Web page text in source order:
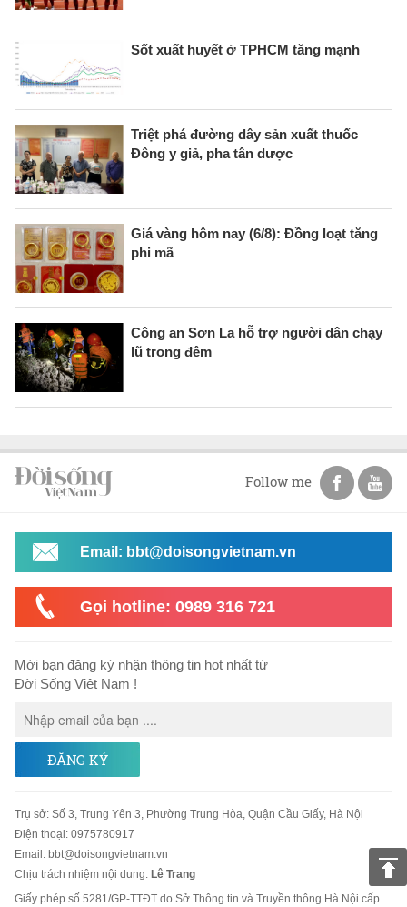
Sốt xuất huyết ở TPHCM tăng mạnh
Triệt phá đường dây sản xuất thuốc
Đông y giả, pha tân dược
Giá vàng hôm nay (6/8): Đồng loạt tăng
phi mã
Công an Sơn La hỗ trợ người dân chạy
lũ trong đêm
Follow me
Email: bbt@doisongvietnam.vn
Gọi hotline: 0989 316 721
Mời bạn đăng ký nhận thông tin hot nhất từ
Đời Sống Việt Nam !
ĐĂNG KÝ
Trụ sở: Số 3, Trung Yên 3, Phường Trung Hòa, Quận Cầu Giấy, Hà Nội
Điện thoại: 0975780917
Email: bbt@doisongvietnam.vn
Chịu trách nhiệm nội dung: Lê Trang
Giấy phép số 5281/GP-TTĐT do Sở Thông tin và Truyền thông Hà Nội cấp